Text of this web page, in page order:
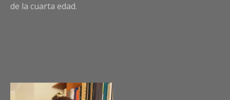
de la cuarta edad.